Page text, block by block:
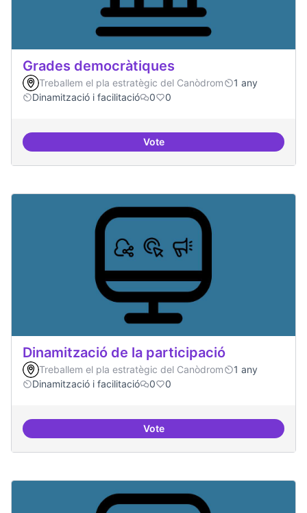
Grades democràtiques
Treballem el pla estratègic del Canòdrom
1 any
Dinamització i facilitació
0 0
VoteGrades democràtiques
Dinamització de la participació
Treballem el pla estratègic del Canòdrom
1 any
Dinamització i facilitació
0 0
VoteDinamització de la participació